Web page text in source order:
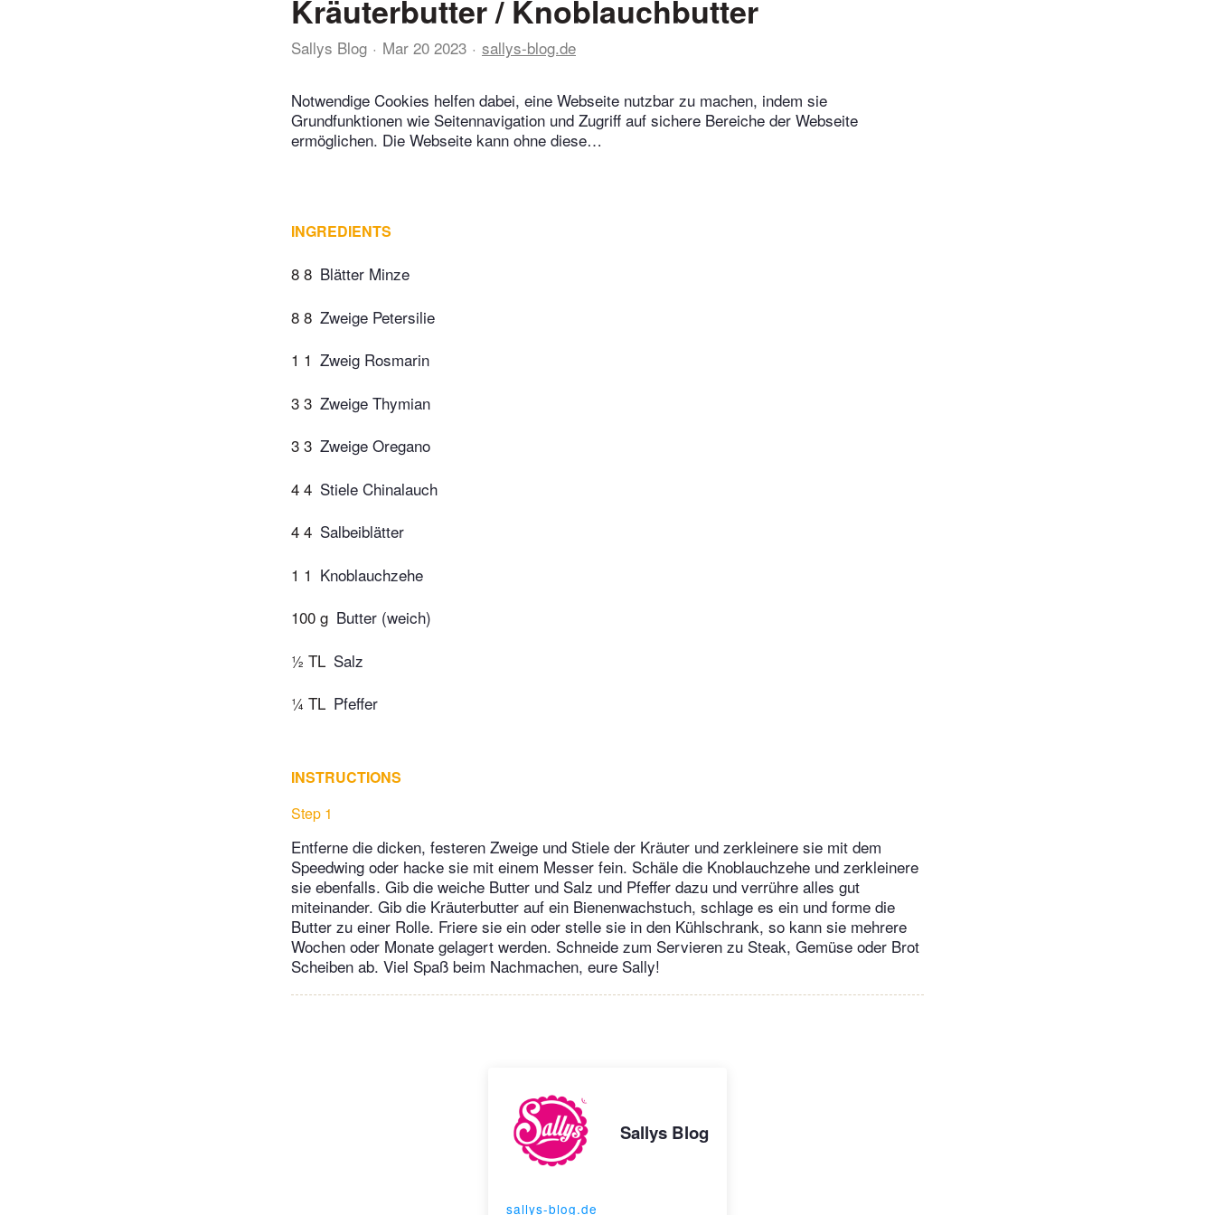
Kräuterbutter / Knoblauchbutter
Sallys Blog Mar 20 2023 sallys-blog.de
Notwendige Cookies helfen dabei, eine Webseite nutzbar zu machen, indem sie
Grundfunktionen wie Seitennavigation und Zugriff auf sichere Bereiche der Webseite
ermöglichen. Die Webseite kann ohne diese…
INGREDIENTS
8 8 Blätter Minze
8 8 Zweige Petersilie
1 1 Zweig Rosmarin
3 3 Zweige Thymian
3 3 Zweige Oregano
4 4 Stiele Chinalauch
4 4 Salbeiblätter
1 1 Knoblauchzehe
100 g Butter (weich)
½ TL Salz
¼ TL Pfeffer
INSTRUCTIONS
Step 1
Entferne die dicken, festeren Zweige und Stiele der Kräuter und zerkleinere sie mit dem
Speedwing oder hacke sie mit einem Messer fein. Schäle die Knoblauchzehe und zerkleinere
sie ebenfalls. Gib die weiche Butter und Salz und Pfeffer dazu und verrühre alles gut
miteinander. Gib die Kräuterbutter auf ein Bienenwachstuch, schlage es ein und forme die
Butter zu einer Rolle. Friere sie ein oder stelle sie in den Kühlschrank, so kann sie mehrere
Wochen oder Monate gelagert werden. Schneide zum Servieren zu Steak, Gemüse oder Brot
Scheiben ab. Viel Spaß beim Nachmachen, eure Sally!
Sallys Blog
sallys-blog.de